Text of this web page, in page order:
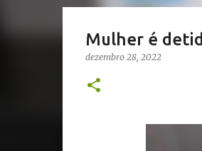
Mulher é
dezembro 28, 2022